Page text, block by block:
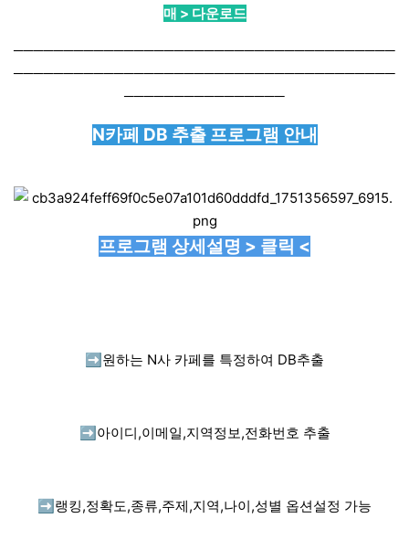
매 > 다운로드
──────────────────────────────────────
──────────────────────────────────────
────────────────
N카페 DB 추출 프로그램 안내
프로그램 상세설명 > 클릭 <
➡️ 원하는 N사 카페를 특정하여 DB추출
➡️ 아이디,이메일,지역정보,전화번호 추출
➡️ 랭킹,정확도,종류,주제,지역,나이,성별 옵션설정 가능